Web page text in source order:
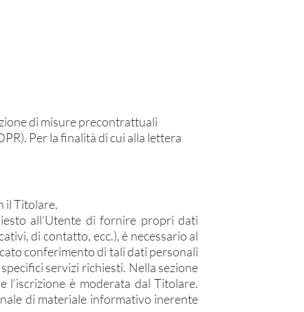
di misure precontrattuali
Per la finalità di cui alla lettera
il Titolare.
all’Utente di fornire propri dati
di contatto, ecc.), è necessario al
conferimento di tali dati personali
servizi richiesti. Nella sezione
è moderata dal Titolare.
di materiale informativo inerente